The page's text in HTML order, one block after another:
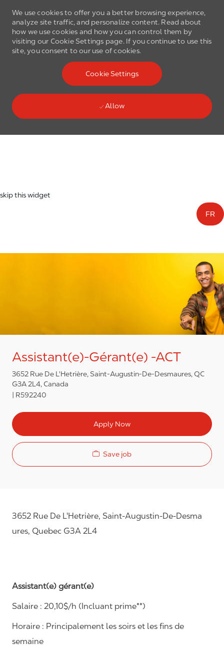
We use cookies to offer you a better browsing experience,
analyze site traffic, and personalize content. Read about
how we use cookies and how you can control them by
visiting our Cookie Settings page. If you continue to use this
site, you consent to our use of cookies.
Cookie Settings
Allow
Skip to main content
skip this widget
FR
Assistant(e)-Gérant(e) -ACT
3652 Rue De L'Hetrière, Saint-Augustin-De-Desmaures, QC
G3A 2L4, Canada
R592240
Apply Now
Save job
3652 Rue De L'Hetrière, Saint-Augustin-De-Desma
ures, Quebec G3A 2L4
Assistant(e) gérant(e)
Salaire : 20,10$/h (Incluant prime**)
Horaire : Principalement les soirs et les fins de
semaine